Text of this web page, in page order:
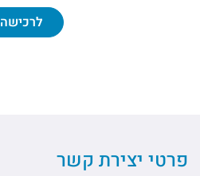
לרכישה
פרטי יצירת קשר